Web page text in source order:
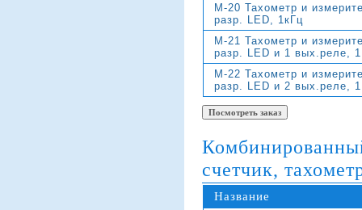
M-20 Тахометр и
разр. LED, 1кГц
M-21 Тахометр и
разр. LED и 1 вых.реле,
M-22 Тахометр и
разр. LED и 2 вых.реле,
счетчик,
Название